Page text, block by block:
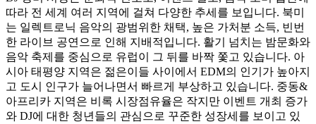
따라 전 세계 여러 지역에 걸쳐 다양한 추세를 보입니다. 북미
는 일렉트로닉 음악의 광범위한 채택, 높은 가처분 소득, 빈번
한 라이브 공연으로 인해 지배적입니다. 활기 넘치는 밤문화와
음악 축제를 중심으로 유럽이 그 뒤를 바짝 쫓고 있습니다. 아
시아 태평양 지역은 젊은이들 사이에서 EDM의 인기가 높아지
고 도시 인구가 늘어나면서 빠르게 부상하고 있습니다. 중동&
아프리카 지역은 비록 시장점유율은 작지만 이벤트 개최 증가
와 DJ에 대한 청년들의 관심으로 꾸준한 성장세를 보이고 있